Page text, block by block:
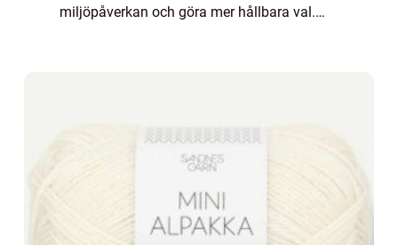
miljöpåverkan och göra mer hållbara val.